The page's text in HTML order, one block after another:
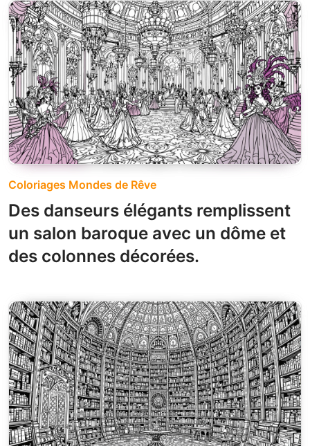
Coloriages Mondes de Rêve
Des danseurs élégants remplissent
un salon baroque avec un dôme et
des colonnes décorées.